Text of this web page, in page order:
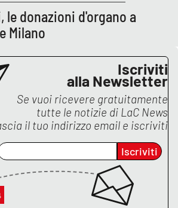
le donazioni d'organo a
Milano
Iscriviti
alla Newsletter
Se vuoi ricevere gratuitamente
tutte le notizie di LaC News
il tuo indirizzo email e iscriviti
Iscriviti